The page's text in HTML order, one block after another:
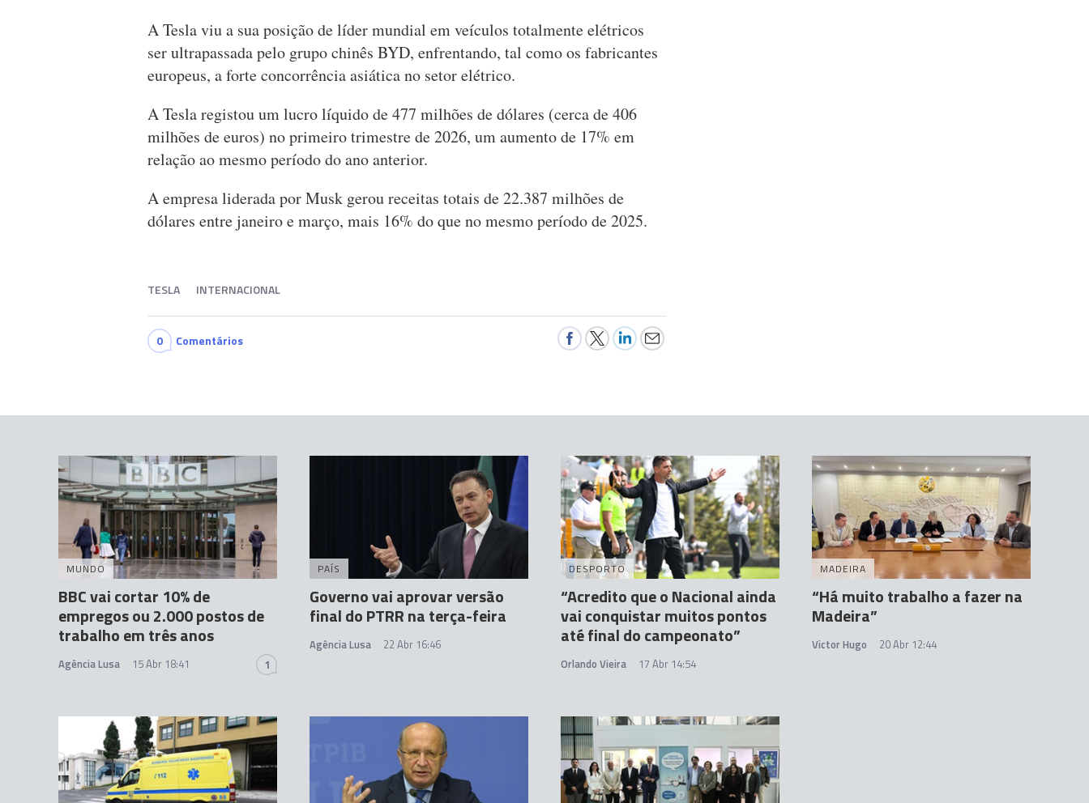
A Tesla viu a sua posição de líder mundial em veículos totalmente elétricos
ser ultrapassada pelo grupo chinês BYD, enfrentando, tal como os fabricantes
europeus, a forte concorrência asiática no setor elétrico.
A Tesla registou um lucro líquido de 477 milhões de dólares (cerca de 406
milhões de euros) no primeiro trimestre de 2026, um aumento de 17% em
relação ao mesmo período do ano anterior.
A empresa liderada por Musk gerou receitas totais de 22.387 milhões de
dólares entre janeiro e março, mais 16% do que no mesmo período de 2025.
TESLA INTERNACIONAL
0 Comentários
MUNDO
BBC vai cortar 10% de
empregos ou 2.000 postos de
trabalho em três anos
Agência Lusa 15 Abr 18:41 1
PAÍS
Governo vai aprovar versão
final do PTRR na terça-feira
Agência Lusa 22 Abr 16:46
DESPORTO
“Acredito que o Nacional ainda
vai conquistar muitos pontos
até final do campeonato”
Orlando Vieira 17 Abr 14:54
MADEIRA
“Há muito trabalho a fazer na
Madeira”
Victor Hugo 20 Abr 12:44